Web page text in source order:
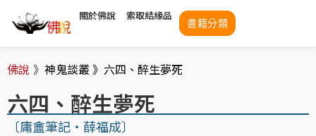
關於佛說 索取結緣品
書籍分類
佛說 》 神鬼談叢 》 六四、醉生夢死
六四、醉生夢死
〔庸盦筆記・薛福成〕